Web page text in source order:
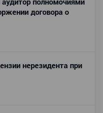
договора о
нерезидента при